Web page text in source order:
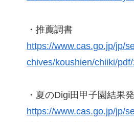
・推薦調書
https://www.cas.go.jp/jp/
chives/koushien/chiiki/
・夏のDigi田甲子園結果
https://www.cas.go.jp/jp/